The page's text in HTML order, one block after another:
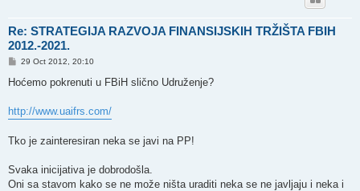
Re: STRATEGIJA RAZVOJA FINANSIJSKIH TRŽIŠTA FBIH
2012.-2021.
P
s
29 Oct 2012, 20:10
Hoćemo pokrenuti u FBiH slično Udruženje?
http://www.uaifrs.com/
Tko je zainteresiran neka se javi na PP!
Svaka inicijativa je dobrodošla.
Oni sa stavom kako se ne može ništa uraditi neka se ne javljaju i neka i